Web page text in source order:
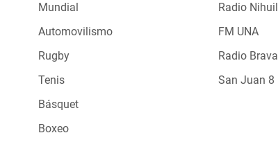
Mundial
Automovilismo
Rugby
Tenis
Básquet
Boxeo
Radio Nihuil
FM UNA
Radio Brava
San Juan 8